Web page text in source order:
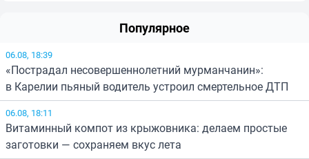
Популярное
06.08, 18:39
«Пострадал несовершеннолетний мурманчанин»:
в Карелии пьяный водитель устроил смертельное ДТП
06.08, 18:11
Витаминный компот из крыжовника: делаем простые
заготовки — сохраняем вкус лета